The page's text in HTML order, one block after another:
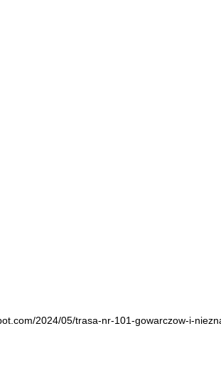
2024/05/trasa-nr-101-gowarczow-i-